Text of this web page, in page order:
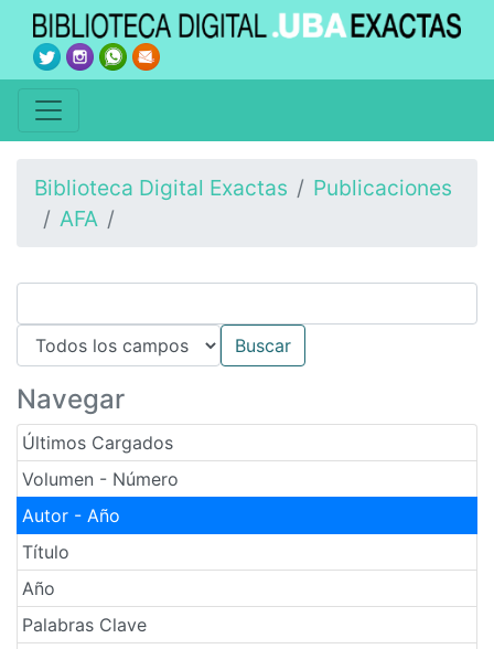
Biblioteca Digital Exactas
Publicaciones
AFA
Navegar
Últimos Cargados
Volumen - Número
Autor - Año
Título
Año
Palabras Clave